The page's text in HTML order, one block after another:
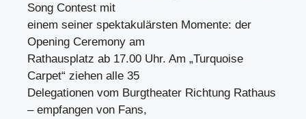
Song Contest mit
einem seiner spektakulärsten Momente: der
Opening Ceremony am
Rathausplatz ab 17.00 Uhr. Am „Turquoise
Carpet“ ziehen alle 35
Delegationen vom Burgtheater Richtung Rathaus
– empfangen von Fans,